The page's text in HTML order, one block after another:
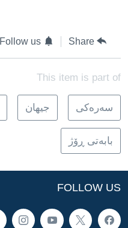
Share
Follow us
This item is part of
سه‌ره‌کی جیهان
بابەتی ڕۆژ
FOLLOW US